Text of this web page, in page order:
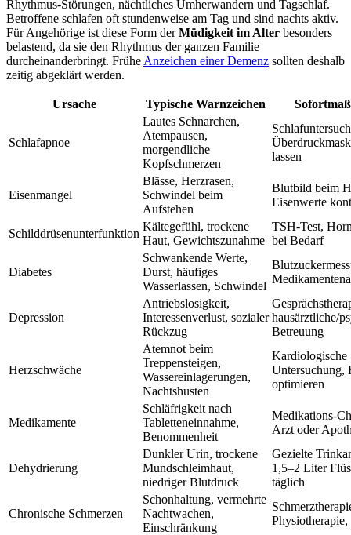
Rhythmus-Störungen, nächtliches Umherwandern und Tagschlaf.
Betroffene schlafen oft stundenweise am Tag und sind nachts aktiv.
Für Angehörige ist diese Form derMüdigkeit im Alter besonders
belastend, da sie den Rhythmus der ganzen Familie
durcheinanderbringt. Frühe Anzeichen einer Demenz sollten deshalb
zeitig abgeklärt werden.
Ursache Typische Warnzeichen
Schlafapnoe
Lautes Schnarchen,
Atempausen,
morgendliche
Kopfschmerzen
lassen
Eisenmangel
Blässe, Herzrasen,
Schwindel beim
Aufstehen
Blutbild beim
Eisenwerte
Schilddrüsenunterfunktion
Kältegefühl, trockene
Haut, Gewichtszunahme
TSH-Test,
bei Bedarf
Diabetes
Schwankende Werte,
Durst, häufiges
Wasserlassen, Schwindel
Depression
Antriebslosigkeit,
Interessenverlust, sozialer
Rückzug
hausärztliche/
Betreuung
Herzschwäche
Atemnot beim
Treppensteigen,
Wassereinlagerungen,
Nachtshusten
Kardiologische
Untersuchung,
optimieren
Medikamente
Schläfrigkeit nach
Tabletteneinnahme,
Benommenheit
Medikations-
Arzt oder
Dehydrierung
Dunkler Urin, trockene
Mundschleimhaut,
niedriger Blutdruck
Gezielte
1,5–2 Liter
täglich
Chronische Schmerzen
Schonhaltung, vermehrte
Nachtwachen,
Einschränkung